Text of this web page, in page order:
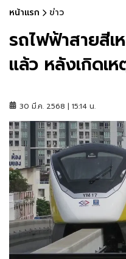
หน้าแรก ข่าว
รถไฟฟ้าสายสีเ
แล้ว หลังเกิดเ
30 มี.ค. 2568 | 15:14 น.